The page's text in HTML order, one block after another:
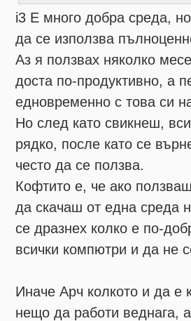
i3 Е много добра среда,
да се използва
Аз я ползвах няколко
доста по-продуктивно, а
едновременно с това си
Но след като свикнеш,
рядко, после като се
често да се ползва.
Кофтито е, че ако
да скачаш от една среда
се дразнех колко е по-
всички компютри и да не
Иначе Арч колкото и да е
нещо да работи веднага,